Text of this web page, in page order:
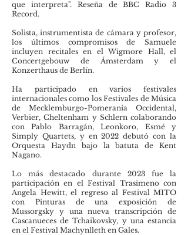
que interpreta". Reseña de BBC Radio 3
Record.
Solista, instrumentista de cámara y profesor,
los últimos compromisos de Samuele
incluyen recitales en el Wigmore Hall, el
Concertgebouw de Ámsterdam y el
Konzerthaus de Berlín.
Ha participado en varios festivales
internacionales como los Festivales de Música
de Mecklemburgo-Pomerania Occidental,
Verbier, Cheltenham y Schlern colaborando
con Pablo Barragán, Leonkoro, Esmé y
Simply Quartets, y en 2022 debutó con la
Orquesta Haydn bajo la batuta de Kent
Nagano.
Lo más destacado durante 2023 fue la
participación en el Festival Trasimeno con
Angela Hewitt, el regreso al Festival MITO
con Pinturas de una exposición de
Mussorgsky y una nueva transcripción de
Cascanueces de Tchaikovsky, y una estancia
en el Festival Machynlleth en Gales.